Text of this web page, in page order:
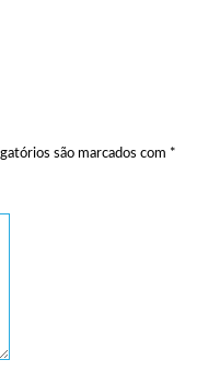
são marcados com *